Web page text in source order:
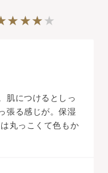
肌につけるとしっ
張る感じが。保湿
丸っこくて色もか